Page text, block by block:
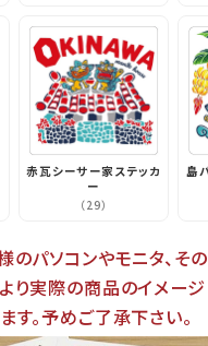
赤瓦シーサー家ステッカ
ー
（29）
島
のパソコンやモニタ、そ
り実際の商品のイメー
す。予めご了承下さい。